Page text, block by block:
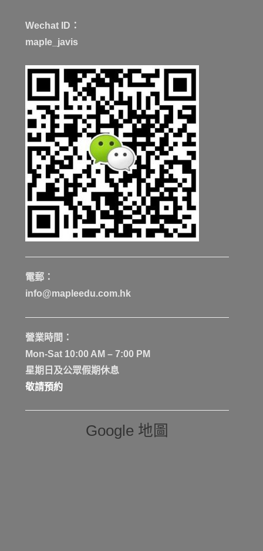
Wechat ID：
maple_javis
電郵：
info@mapleedu.com.hk
營業時間：
Mon-Sat 10:00 AM – 7:00 PM
星期日及公眾假期休息
敬請預約
Google 地圖